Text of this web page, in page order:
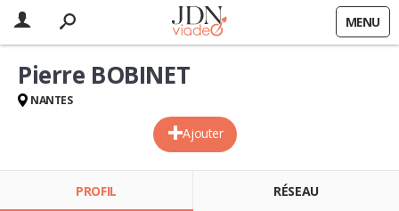
MENU
Ajouter
Pierre BOBINET
NANTES
PROFIL RÉSEAU